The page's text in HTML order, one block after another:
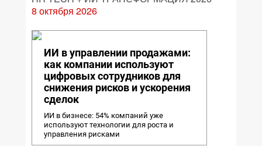
8 октября 2026
ИИ в управлении продажами:
как компании используют
цифровых сотрудников для
снижения рисков и ускорения
сделок
ИИ в бизнесе: 54% компаний уже
используют технологии для роста и
управления рисками